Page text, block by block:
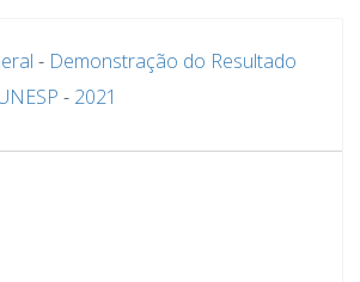
- Demonstração do Resultado
- 2021